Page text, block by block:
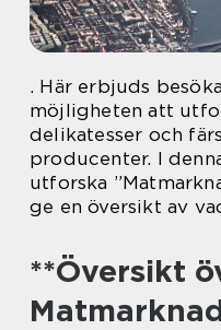
. Här erbjuds
möjligheten att
delikatesser och
producenter. I
utforska
ge en översikt av
**Översikt